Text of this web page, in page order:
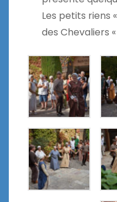
Les petits riens
des Chevaliers «